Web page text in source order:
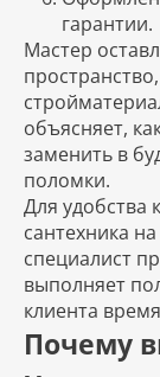
гарантии.
Мастер
объясняет,
заменить в
поломки.
Для удобства
сантехника
специалист
выполняет
клиента
Почему